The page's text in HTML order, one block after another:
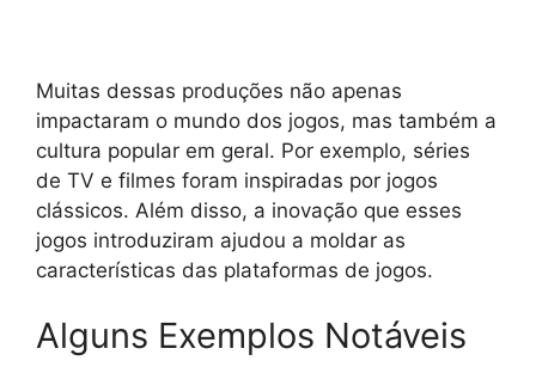
Muitas dessas produções não apenas
impactaram o mundo dos jogos, mas também a
cultura popular em geral. Por exemplo, séries
de TV e filmes foram inspiradas por jogos
clássicos. Além disso, a inovação que esses
jogos introduziram ajudou a moldar as
características das plataformas de jogos.
Alguns Exemplos Notáveis